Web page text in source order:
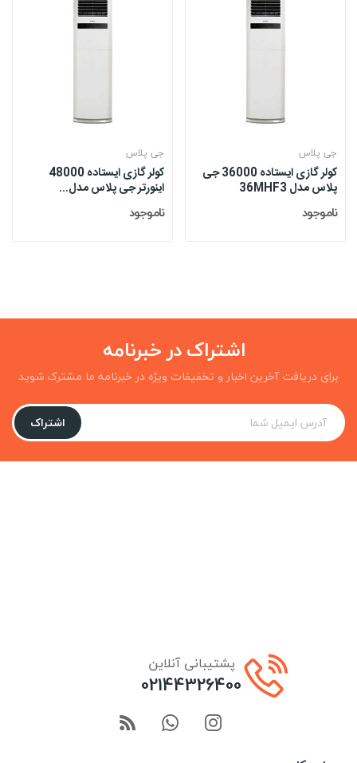
جی پلاس
کولر گازی ایستاده 48000
اینورتر جی پلاس مدل...
ناموجود
جی پلاس
کولر گازی ایستاده 36000 جی
پلاس مدل 36MHF3
ناموجود
اشتراک در خبرنامه
برای دریافت آخرین اخبار و تخفیفات ویژه در خبرنامه ما مشترک شوید
اشتراک
پشتیبانی آنلاین
02144326400